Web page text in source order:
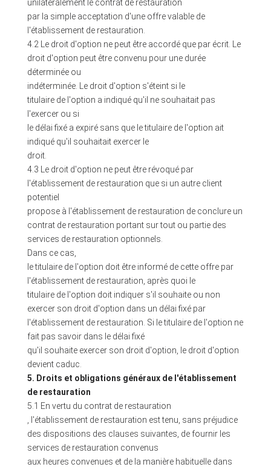
unilatéralement le contrat de restauration
par la simple acceptation d'une offre valable de
l'établissement de restauration.
4.2 Le droit d'option ne peut être accordé que par écrit. Le
droit d'option peut être convenu pour une durée
déterminée ou
indéterminée. Le droit d'option s'éteint si le
titulaire de l'option a indiqué qu'il ne souhaitait pas
l'exercer ou si
le délai fixé a expiré sans que le titulaire de l'option ait
indiqué qu'il souhaitait exercer le
droit.
4.3 Le droit d'option ne peut être révoqué par
l'établissement de restauration que si un autre client
potentiel
propose à l'établissement de restauration de conclure un
contrat de restauration portant sur tout ou partie des
services de restauration optionnels.
Dans ce cas,
le titulaire de l'option doit être informé de cette offre par
l'établissement de restauration, après quoi le
titulaire de l'option doit indiquer s'il souhaite ou non
exercer son droit d'option dans un délai fixé par
l'établissement de restauration. Si le titulaire de l'option ne
fait pas savoir dans le délai fixé
qu'il souhaite exercer son droit d'option, le droit d'option
devient caduc.
5. Droits et obligations généraux de l'établissement
de restauration
5.1 En vertu du contrat de restauration
, l'établissement de restauration est tenu, sans préjudice
des dispositions des clauses suivantes, de fournir les
services de restauration convenus
aux heures convenues et de la manière habituelle dans